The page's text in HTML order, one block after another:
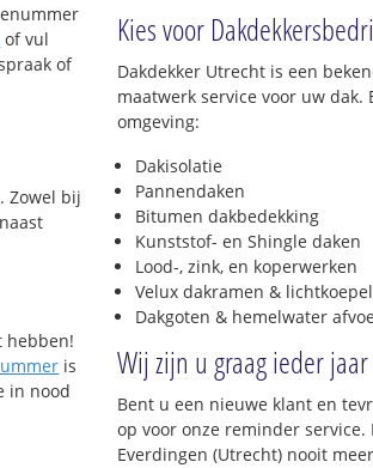
of vul
of
Zowel bij
hebben!
is
in nood
Kies voor
Dakdekker Utrecht is een
maatwerk service voor uw dak.
omgeving:
Dakisolatie
Pannendaken
Bitumen dakbedekking
Kunststof- en Shingle daken
Lood-, zink, en koperwerken
Velux dakramen &
Dakgoten & hemelwater
Wij zijn u graag ieder
Bent u een nieuwe klant en
op voor onze reminder
Everdingen (Utrecht) nooit